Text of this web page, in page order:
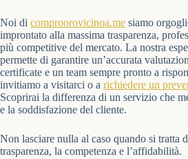
Noi di comproorovicinoa.me siamo
improntato alla massima trasparenza,
più competitive del mercato. La nostra
permette di garantire un’accurata
certificate e un team sempre pronto a
invitiamo a visitarci o a richiedere un
Scoprirai la differenza di un servizio che
e la soddisfazione del cliente.
Non lasciare nulla al caso quando si tratta
trasparenza, la competenza e l’affidabilità.